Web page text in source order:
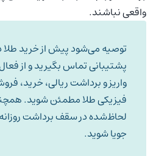
واقعی نباشند.
توصیه می‌شود پیش از خرید طلا
پشتیبانی تماس بگیرید و از
واریز و برداشت ریالی، خرید،
فیزیکی طلا مطمئن شوید.
لحاظ‌شده در سقف برداشت
جویا شوید.